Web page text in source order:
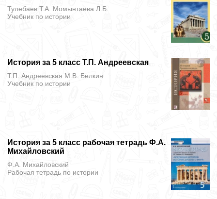
Тулебаев Т.А. Момынтаева Л.Б.
Учебник по истории
История за 5 класс Т.П. Андреевская
Т.П. Андреевская М.В. Белкин
Учебник по истории
История за 5 класс рабочая тетрадь Ф.А.
Михайловский
Ф.А. Михайловский
Рабочая тетрадь по истории